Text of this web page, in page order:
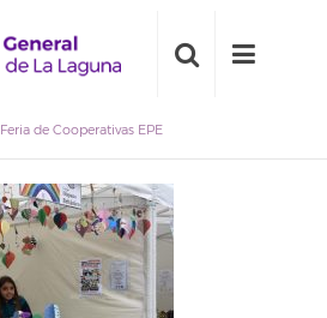
Feria de Cooperativas EPE